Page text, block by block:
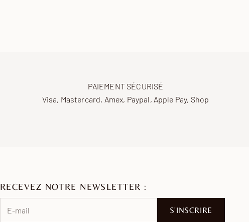
PAIEMENT SÉCURISÉ
Visa, Mastercard, Amex, Paypal, Apple Pay, Shop
RECEVEZ NOTRE NEWSLETTER :
S'INSCRIRE